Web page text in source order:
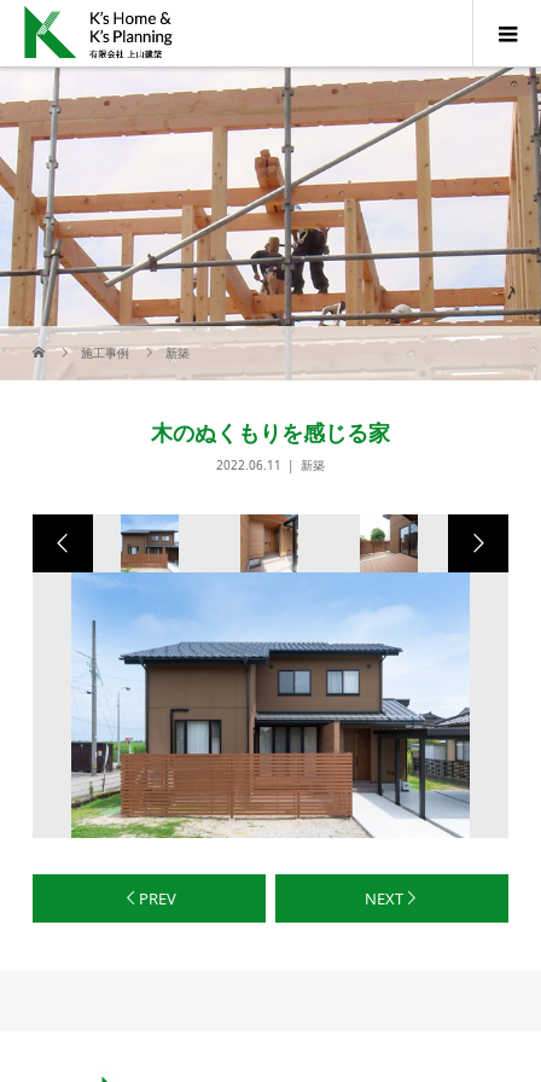
施工事例 新築
木のぬくもりを感じる家
2022.06.11 新築
PREV NEXT